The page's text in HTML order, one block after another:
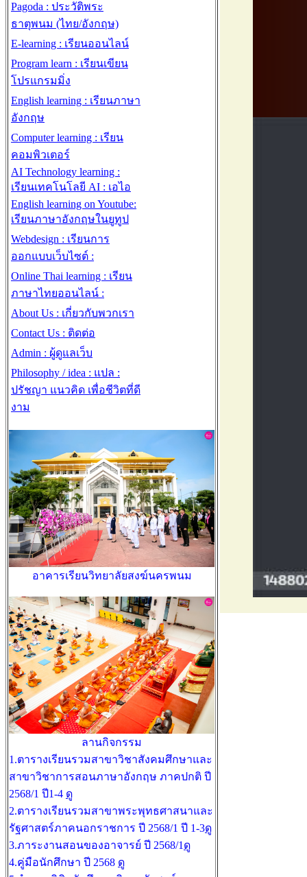
Pagoda : ประวัติพระ
ธาตุพนม (ไทย/อังกฤษ)
E-learning : เรียนออนไลน์
Program learn : เรียนเขียน
โปรแกรมมิ่ง
English learning : เรียนภาษา
อังกฤษ
Computer learning : เรียน
คอมพิวเตอร์
AI Technology learning :
เรียนเทคโนโลยี AI : เอไอ
English learning on Youtube:
เรียนภาษาอังกฤษในยูทูป
Webdesign : เรียนการ
ออกแบบเว็บไซต์ :
Online Thai learning : เรียน
ภาษาไทยออนไลน์ :
About Us : เกี่ยวกับพวกเรา
Contact Us : ติดต่อ
Admin : ผู้ดูแลเว็บ
Philosophy / idea : แปล :
ปรัชญา แนวคิด เพื่อชีวิตที่ดี
งาม
อาคารเรียนวิทยาลัยสงฆ์นครพนม
ลานกิจกรรม
1.ตารางเรียนรวมสาขาวิชาสังคมศึกษาและ
สาขาวิชาการสอนภาษาอังกฤษ ภาคปกติ ปี
2568/1 ปี1-4 ดู
2.ตารางเรียนรวมสาขาพระพุทธศาสนาและ
รัฐศาสตร์ภาคนอกราชการ ปี 2568/1 ปี 1-3ดู
3.ภาระงานสอนของอาจารย์ ปี 2568/1 ดู
4.คู่มือนักศึกษา ปี 2568 ดู